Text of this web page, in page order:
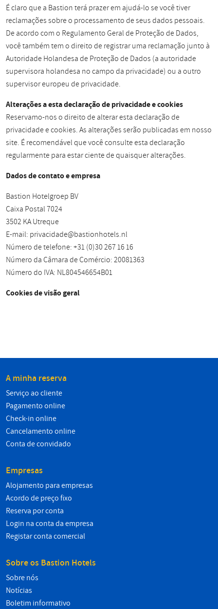
É claro que a Bastion terá prazer em ajudá-lo se você tiver
reclamações sobre o processamento de seus dados pessoais.
De acordo com o Regulamento Geral de Proteção de Dados,
você também tem o direito de registrar uma reclamação junto à
Autoridade Holandesa de Proteção de Dados (a autoridade
supervisora holandesa no campo da privacidade) ou a outro
supervisor europeu de privacidade.
Alterações a esta declaração de privacidade e cookies
Reservamo-nos o direito de alterar esta declaração de
privacidade e cookies. As alterações serão publicadas em nosso
site. É recomendável que você consulte esta declaração
regularmente para estar ciente de quaisquer alterações.
Dados de contato e empresa
Bastion Hotelgroep BV
Caixa Postal 7024
3502 KA Utreque
E-mail: privacidade@bastionhotels.nl
Número de telefone: +31 (0)30 267 16 16
Número da Câmara de Comércio: 20081363
Número do IVA: NL804546654B01
Cookies de visão geral
A minha reserva
Serviço ao cliente
Pagamento online
Check-in online
Cancelamento online
Conta de convidado
Empresas
Alojamento para empresas
Acordo de preço fixo
Reserva por conta
Login na conta da empresa
Registar conta comercial
Sobre os Bastion Hotels
Sobre nós
Notícias
Boletim informativo